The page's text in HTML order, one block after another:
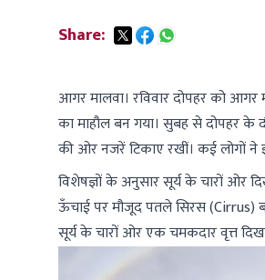
Share:
आगर मालवा। रविवार दोपहर को
का माहौल बन गया। सुबह से दोपहर
की ओर नजरें टिकाए रखीं। कई लोगों ने
विशेषज्ञों के अनुसार सूर्य के चारों ओर
ऊँचाई पर मौजूद पतले सिरस (Cirrus)
सूर्य के चारों ओर एक चमकदार वृत्त